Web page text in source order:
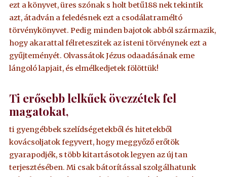
ezt a könyvet, üres szónak s holt betű188 nek tekintik
azt, átadván a feledésnek ezt a csodálatraméltó
törvénykönyvet. Pedig minden bajotok abból származik,
hogy akarattal félreteszitek az isteni törvénynek ezt a
gyűjteményét. Olvassátok Jézus odaadásának eme
lángoló lapjait, és elmélkedjetek fölöttük!
Ti erősebb lelkűek övezzétek fel
magatokat,
ti gyengébbek szelídségetekből és hitetekből
kovácsoljatok fegyvert, hogy meggyőző erőtök
gyarapodjék, s több kitartásotok legyen az új tan
terjesztésében. Mi csak bátorítással szolgálhatunk